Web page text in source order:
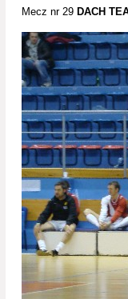
Mecz nr 29 DACH